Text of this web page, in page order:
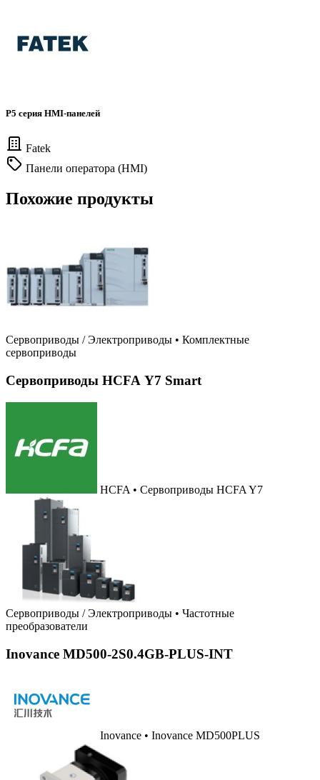
P5 серия HMI-панелей
Fatek
Панели оператора (HMI)
Похожие продукты
Сервоприводы / Электроприводы • Комплектные
сервоприводы
Сервоприводы HCFA Y7 Smart
HCFA • Сервоприводы HCFA Y7
Сервоприводы / Электроприводы • Частотные
преобразователи
Inovance MD500-2S0.4GB-PLUS-INT
Inovance • Inovance MD500PLUS